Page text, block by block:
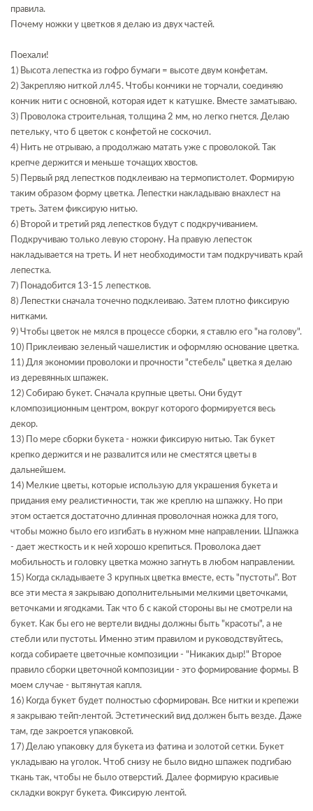
правила.
Почему ножки у цветков я делаю из двух частей.
Поехали!
1) Высота лепестка из гофро бумаги = высоте двум конфетам.
2) Закрепляю ниткой лл45. Чтобы кончики не торчали, соединяю
кончик нити с основной, которая идет к катушке. Вместе заматываю.
3) Проволока строительная, толщина 2 мм, но легко гнется. Делаю
петельку, что б цветок с конфетой не соскочил.
4) Нить не отрываю, а продолжаю матать уже с проволокой. Так
крепче держится и меньше точащих хвостов.
5) Первый ряд лепестков подклеиваю на термопистолет. Формирую
таким образом форму цветка. Лепестки накладываю внахлест на
треть. Затем фиксирую нитью.
6) Второй и третий ряд лепестков будут с подкручиванием.
Подкручиваю только левую сторону. На правую лепесток
накладывается на треть. И нет необходимости там подкручивать край
лепестка.
7) Понадобится 13-15 лепестков.
8) Лепестки сначала точечно подклеиваю. Затем плотно фиксирую
нитками.
9) Чтобы цветок не мялся в процессе сборки, я ставлю его "на голову".
10) Приклеиваю зеленый чашелистик и оформляю основание цветка.
11) Для экономии проволоки и прочности "стебель" цветка я делаю
из деревянных шпажек.
12) Собираю букет. Сначала крупные цветы. Они будут
кломпозиционным центром, вокруг которого формируется весь
декор.
13) По мере сборки букета - ножки фиксирую нитью. Так букет
крепко держится и не развалится или не сместятся цветы в
дальнейшем.
14) Мелкие цветы, которые использую для украшения букета и
придания ему реалистичности, так же креплю на шпажку. Но при
этом остается достаточно длинная проволочная ножка для того,
чтобы можно было его изгибать в нужном мне направлении. Шпажка
- дает жесткость и к ней хорошо крепиться. Проволока дает
мобильность и головку цветка можно загнуть в любом направлении.
15) Когда складываете 3 крупных цветка вместе, есть "пустоты". Вот
все эти места я закрываю дополнительными мелкими цветочками,
веточками и ягодками. Так что б с какой стороны вы не смотрели на
букет. Как бы его не вертели видны должны быть "красоты", а не
стебли или пустоты. Именно этим правилом и руководствуйтесь,
когда собираете цветочные композиции - "Никаких дыр!" Второе
правило сборки цветочной композиции - это формирование формы. В
моем случае - вытянутая капля.
16) Когда букет будет полностью сформирован. Все нитки и крепежи
я закрываю тейп-лентой. Эстетический вид должен быть везде. Даже
там, где закроется упаковкой.
17) Делаю упаковку для букета из фатина и золотой сетки. Букет
укладываю на уголок. Чтоб снизу не было видно шпажек подгибаю
ткань так, чтобы не было отверстий. Далее формирую красивые
складки вокруг букета. Фиксирую лентой.